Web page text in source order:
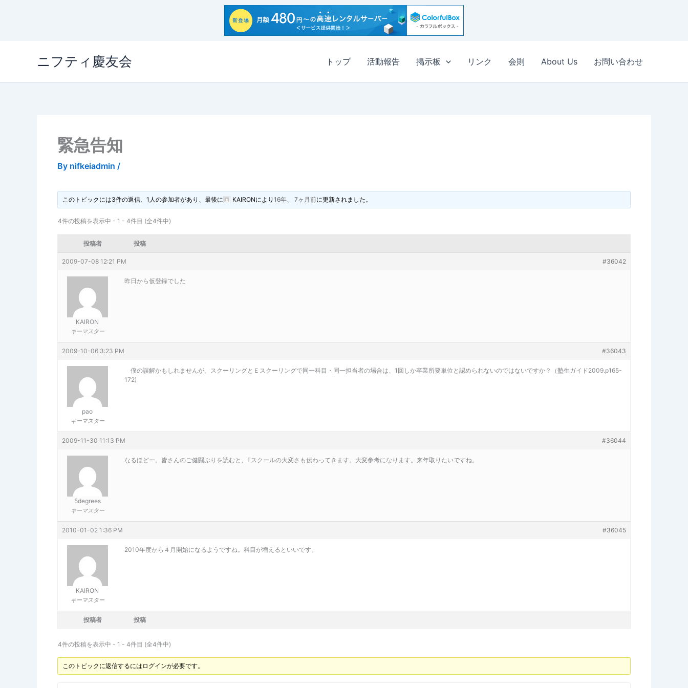
ニフティ慶友会 トップ 活動報告 掲示板 リンク 会則 About Us お問い合わせ
緊急告知
By nifkeiadmin /
このトピックには3件の返信、1人の参加者があり、最後に KAIRONにより16年、 7ヶ月前に更新されました。
4件の投稿を表示中 - 1 - 4件目 (全4件中)
投稿者 投稿
2009-07-08 12:21 PM #36042
KAIRON
キーマスター
昨日から仮登録でした
2009-10-06 3:23 PM #36043
pao
キーマスター
僕の誤解かもしれませんが、スクーリングとＥスクーリングで同一科目・同一担当者の場合は、1回しか卒業所要単位と認められないのではないですか？（塾生ガイド2009.p165-
172)
2009-11-30 11:13 PM #36044
5degrees
キーマスター
なるほどー。皆さんのご健闘ぶりを読むと、Eスクールの大変さも伝わってきます。大変参考になります。来年取りたいですね。
2010-01-02 1:36 PM #36045
KAIRON
キーマスター
2010年度から４月開始になるようですね。科目が増えるといいです。
投稿者 投稿
4件の投稿を表示中 - 1 - 4件目 (全4件中)
このトピックに返信するにはログインが必要です。